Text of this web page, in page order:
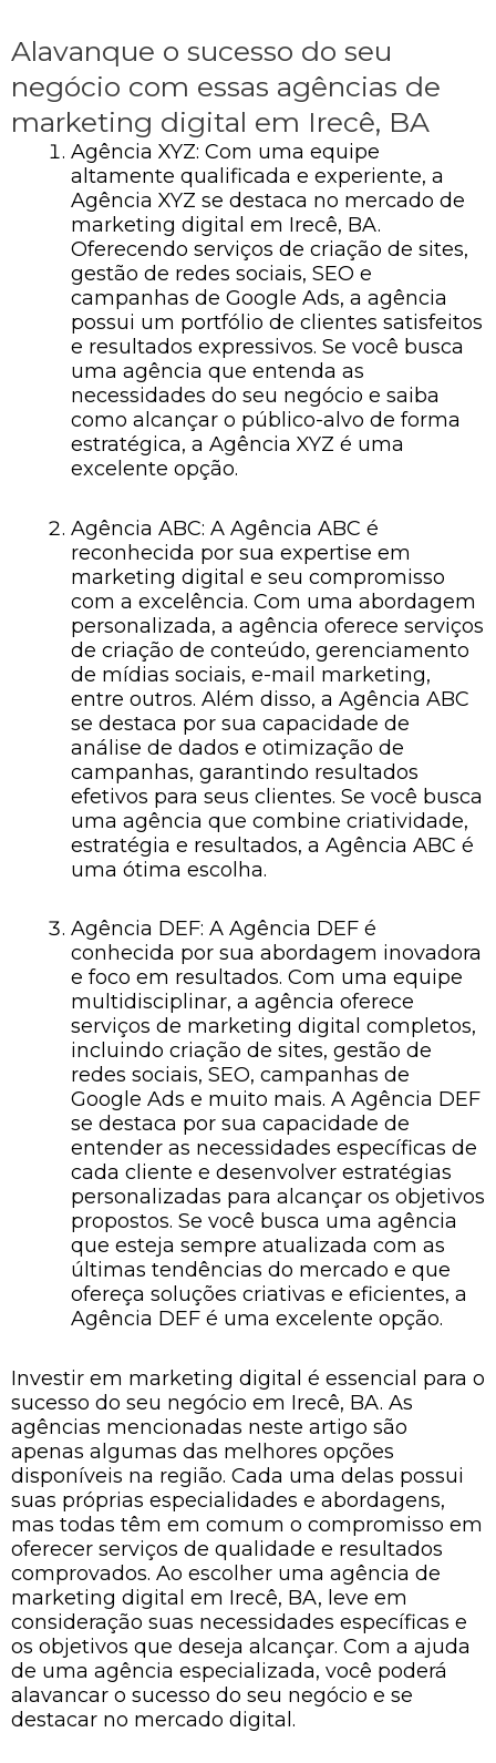
Alavanque o sucesso do seu
negócio com essas agências de
marketing digital em Irecê, BA
Agência XYZ: Com uma equipe
altamente qualificada e experiente, a
Agência XYZ se destaca no mercado de
marketing digital em Irecê, BA.
Oferecendo serviços de criação de sites,
gestão de redes sociais, SEO e
campanhas de Google Ads, a agência
possui um portfólio de clientes satisfeitos
e resultados expressivos. Se você busca
uma agência que entenda as
necessidades do seu negócio e saiba
como alcançar o público-alvo de forma
estratégica, a Agência XYZ é uma
excelente opção.
Agência ABC: A Agência ABC é
reconhecida por sua expertise em
marketing digital e seu compromisso
com a excelência. Com uma abordagem
personalizada, a agência oferece serviços
de criação de conteúdo, gerenciamento
de mídias sociais, e-mail marketing,
entre outros. Além disso, a Agência ABC
se destaca por sua capacidade de
análise de dados e otimização de
campanhas, garantindo resultados
efetivos para seus clientes. Se você busca
uma agência que combine criatividade,
estratégia e resultados, a Agência ABC é
uma ótima escolha.
Agência DEF: A Agência DEF é
conhecida por sua abordagem inovadora
e foco em resultados. Com uma equipe
multidisciplinar, a agência oferece
serviços de marketing digital completos,
incluindo criação de sites, gestão de
redes sociais, SEO, campanhas de
Google Ads e muito mais. A Agência DEF
se destaca por sua capacidade de
entender as necessidades específicas de
cada cliente e desenvolver estratégias
personalizadas para alcançar os objetivos
propostos. Se você busca uma agência
que esteja sempre atualizada com as
últimas tendências do mercado e que
ofereça soluções criativas e eficientes, a
Agência DEF é uma excelente opção.
Investir em marketing digital é essencial para o
sucesso do seu negócio em Irecê, BA. As
agências mencionadas neste artigo são
apenas algumas das melhores opções
disponíveis na região. Cada uma delas possui
suas próprias especialidades e abordagens,
mas todas têm em comum o compromisso em
oferecer serviços de qualidade e resultados
comprovados. Ao escolher uma agência de
marketing digital em Irecê, BA, leve em
consideração suas necessidades específicas e
os objetivos que deseja alcançar. Com a ajuda
de uma agência especializada, você poderá
alavancar o sucesso do seu negócio e se
destacar no mercado digital.